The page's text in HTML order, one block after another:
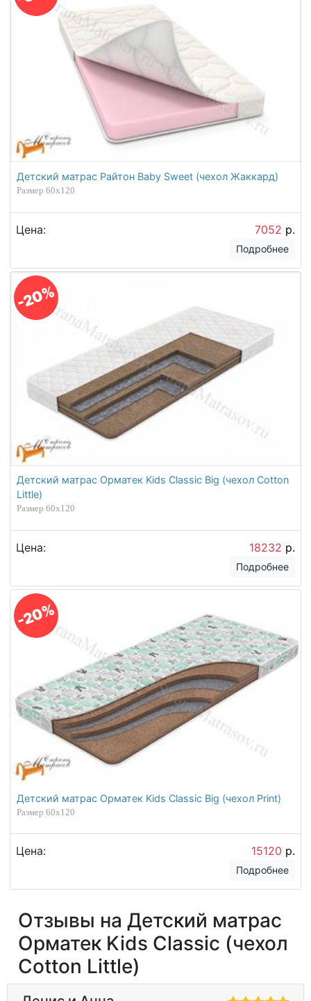
Детский матрас Райтон Baby Sweet (чехол Жаккард)
Размер 60х120
Цена: 7052 р.
Подробнее
-20%
Детский матрас Орматек Kids Classic Big (чехол Cotton
Little)
Размер 60х120
Цена: 18232 р.
Подробнее
-20%
Детский матрас Орматек Kids Classic Big (чехол Print)
Размер 60х120
Цена: 15120 р.
Подробнее
Отзывы на Детский матрас
Орматек Kids Classic (чехол
Cotton Little)